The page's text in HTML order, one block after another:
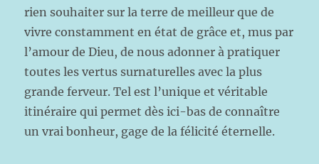
rien souhaiter sur la terre de meilleur que de
vivre constamment en état de grâce et, mus par
l’amour de Dieu, de nous adonner à pratiquer
toutes les vertus surnaturelles avec la plus
grande ferveur. Tel est l’unique et véritable
itinéraire qui permet dès ici-bas de connaître
un vrai bonheur, gage de la félicité éternelle.